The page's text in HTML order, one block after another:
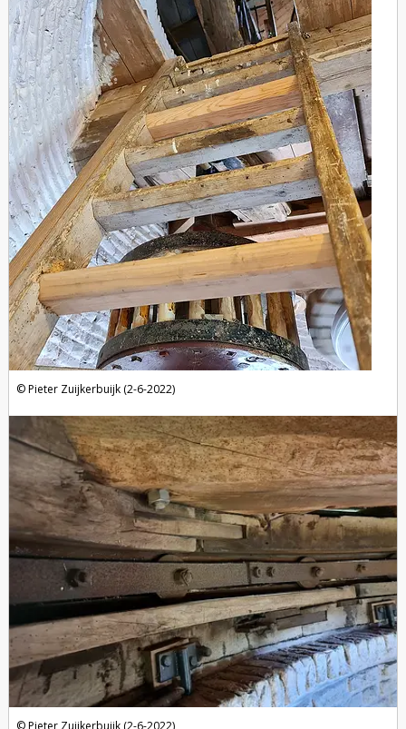
Pieter Zuijkerbuijk (2-6-2022)
Pieter Zuijkerbuijk (2-6-2022)